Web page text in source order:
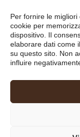
Per fornire le
cookie per
dispositivo. Il
elaborare dati come
su questo sito. Non
influire
– Piazza